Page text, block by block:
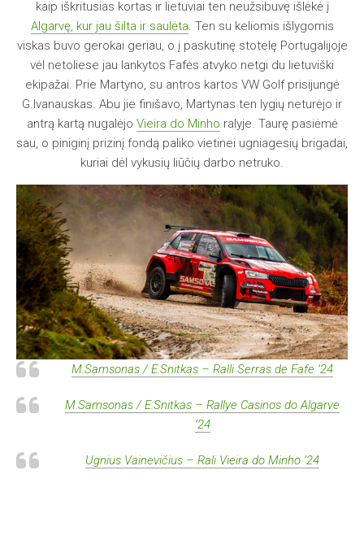
kaip iškritusias kortas ir lietuviai ten neužsibuvę išlėkė į
Algarvę, kur jau šilta ir saulėta. Ten su keliomis išlygomis
viskas buvo gerokai geriau, o į paskutinę stotelę Portugalijoje
vėl netoliese jau lankytos Fafės atvyko netgi du lietuviški
ekipažai. Prie Martyno, su antros kartos VW Golf prisijungė
G.Ivanauskas. Abu jie finišavo, Martynas ten lygių neturėjo ir
antrą kartą nugalėjo Vieira do Minho ralyje. Taurę pasiėmė
sau, o piniginį prizinį fondą paliko vietinei ugniagesių brigadai,
kuriai dėl vykusių liūčių darbo netruko.
M.Samsonas / E.Snitkas – Ralli Serras de Fafe ’24
M.Samsonas / E.Snitkas – Rallye Casinos do Algarve
’24
Ugnius Vainevičius – Rali Vieira do Minho ’24